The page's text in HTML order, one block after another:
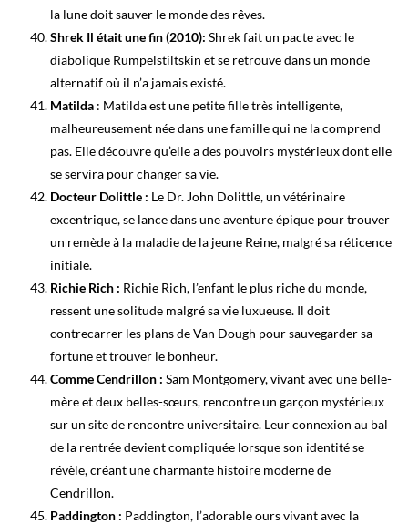
la lune doit sauver le monde des rêves.
Shrek Il était une fin (2010): Shrek fait un pacte avec le
diabolique Rumpelstiltskin et se retrouve dans un monde
alternatif où il n’a jamais existé.
Matilda : Matilda est une petite fille très intelligente,
malheureusement née dans une famille qui ne la comprend
pas. Elle découvre qu’elle a des pouvoirs mystérieux dont elle
se servira pour changer sa vie.
Docteur Dolittle : Le Dr. John Dolittle, un vétérinaire
excentrique, se lance dans une aventure épique pour trouver
un remède à la maladie de la jeune Reine, malgré sa réticence
initiale.
Richie Rich : Richie Rich, l’enfant le plus riche du monde,
ressent une solitude malgré sa vie luxueuse. Il doit
contrecarrer les plans de Van Dough pour sauvegarder sa
fortune et trouver le bonheur.
Comme Cendrillon : Sam Montgomery, vivant avec une belle-
mère et deux belles-sœurs, rencontre un garçon mystérieux
sur un site de rencontre universitaire. Leur connexion au bal
de la rentrée devient compliquée lorsque son identité se
révèle, créant une charmante histoire moderne de
Cendrillon.
Paddington : Paddington, l’adorable ours vivant avec la